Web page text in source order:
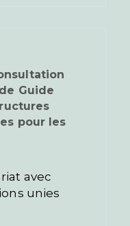
Guide
pour les
avec
unies